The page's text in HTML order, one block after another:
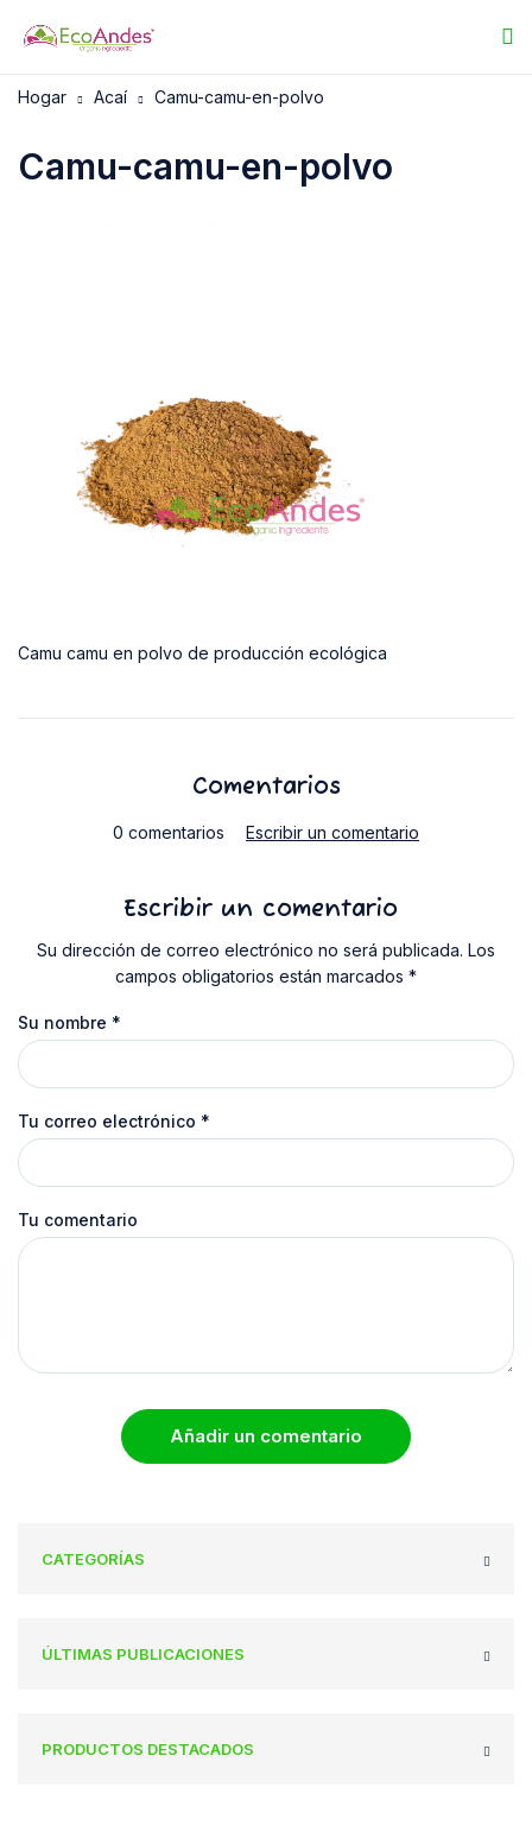
Hogar Acaí Camu-camu-en-polvo
Camu-camu-en-polvo
Camu camu en polvo de producción ecológica
Comentarios
0 comentarios Escribir un comentario
Escribir un comentario
Su dirección de correo electrónico no será publicada. Los
campos obligatorios están marcados *
Su nombre *
Tu correo electrónico *
Tu comentario
Añadir un comentario
CATEGORÍAS
ÚLTIMAS PUBLICACIONES
PRODUCTOS DESTACADOS